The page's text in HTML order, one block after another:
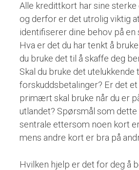
Alle kredittkort har sine sterke
og derfor er det utrolig viktig
identifiserer dine behov på en
Hva er det du har tenkt å
du bruke det til å skaffe deg
Skal du bruke det utelukkende
forskuddsbetalinger? Er det
primært skal bruke når du er
utlandet? Spørsmål som
sentrale ettersom noen kort
mens andre kort er bra på
Hvilken hjelp er det for deg å